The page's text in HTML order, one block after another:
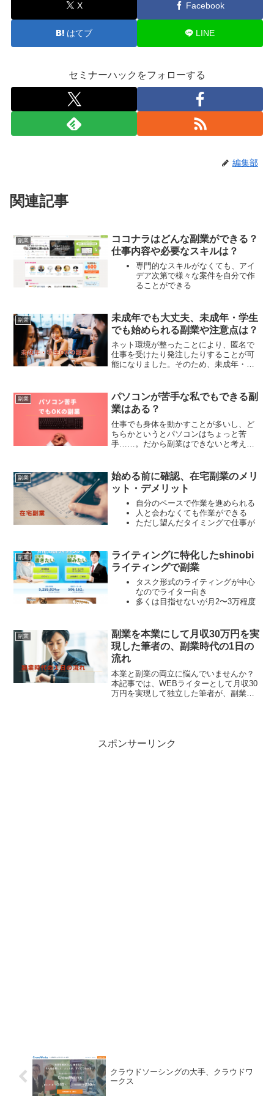
X Facebook
はてブ LINE
セミナーハックをフォローする
編集部
関連記事
副業
ココナラはどんな副業ができる？
仕事内容や必要なスキルは？
専門的なスキルがなくても、アイ
デア次第で様々な案件を自分で作
ることができる
方もいる
全体売上の25%が手数料として引
かれる
副業
未成年でも大丈夫、未成年・学生
でも始められる副業や注意点は？
ネット環境が整ったことにより、匿名で
仕事を受けたり発注したりすることが可
能になりました。そのため、未成年・学
をする場合、成人が気にしなくてもよい
部分にも気を配らなければなりません。
今回は、未成年・学生でも始められる副
業や、その注意点についてご紹介しま
す。
副業
パソコンが苦手な私でもできる副
業はある？
仕事でも身体を動かすことが多いし、ど
ちらかというとパソコンはちょっと苦
手……。だから副業はできないと考えて
かがでしょうか。実は、思ったよりもニ
ーズはあるんですよ。具体的にご紹介し
ていきます。
副業
始める前に確認、在宅副業のメリ
ット・デメリット
自分のペースで作業を進められる
人と会わなくても作業ができる
ただし望んだタイミングで仕事が
副業
ライティングに特化したshinobi
ライティングで副業
タスク形式のライティングが中心
なのでライター向き
多くは目指せないが月2〜3万程度
ランクが向上し報酬も上がってい
く
副業
副業を本業にして月収30万円を実
現した筆者の、副業時代の1日の
流れ
本業と副業の両立に悩んでいませんか？
本記事では、WEBライターとして月収30
万円を実現して独立した筆者が、副業時
ひご覧ください。
スポンサーリンク
クラウドソーシングの大手、クラウドワ
ークス